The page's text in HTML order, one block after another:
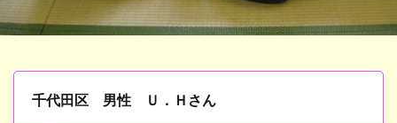
千代田区 男性 Ｕ．Ｈさん